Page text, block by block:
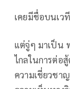
เคยมีชื่อบนเว
แต่จู่ๆ มาเป็น
ไกลในการต่อ
ความเชี่ยวชา